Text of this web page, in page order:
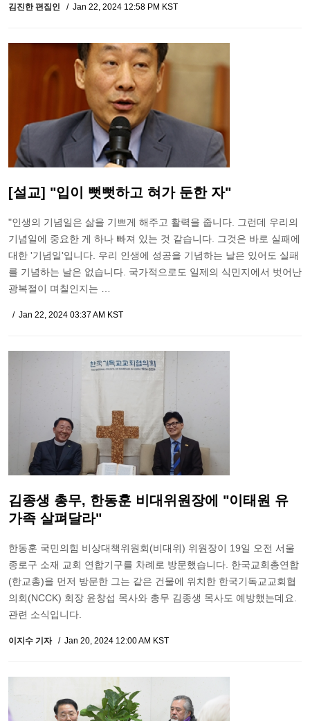
김진한 편집인 Jan 22, 2024 12:58 PM KST
[설교] "입이 뻣뻣하고 혀가 둔한 자"
"인생의 기념일은 삶을 기쁘게 해주고 활력을 줍니다. 그런데 우리의
기념일에 중요한 게 하나 빠져 있는 것 같습니다. 그것은 바로 실패에
대한 '기념일'입니다. 우리 인생에 성공을 기념하는 날은 있어도 실패
를 기념하는 날은 없습니다. 국가적으로도 일제의 식민지에서 벗어난
광복절이 며칠인지는 …
Jan 22, 2024 03:37 AM KST
김종생 총무, 한동훈 비대위원장에 "이태원 유
가족 살펴달라"
한동훈 국민의힘 비상대책위원회(비대위) 위원장이 19일 오전 서울
종로구 소재 교회 연합기구를 차례로 방문했습니다. 한국교회총연합
(한교총)을 먼저 방문한 그는 같은 건물에 위치한 한국기독교교회협
의회(NCCK) 회장 윤창섭 목사와 총무 김종생 목사도 예방했는데요.
관련 소식입니다.
이지수 기자 Jan 20, 2024 12:00 AM KST